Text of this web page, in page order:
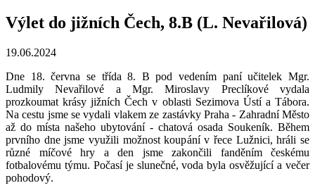
Výlet do jižních Čech, 8.B (L. Nevařilová)
19.06.2024
Dne 18. června se třída 8. B pod vedením paní učitelek Mgr.
Ludmily Nevařilové a Mgr. Miroslavy Preclíkové vydala
prozkoumat krásy jižních Čech v oblasti Sezimova Ústí a Tábora.
Na cestu jsme se vydali vlakem ze zastávky Praha - Zahradní Město
až do místa našeho ubytování - chatová osada Soukeník. Během
prvního dne jsme využili možnost koupání v řece Lužnici, hráli se
různé míčové hry a den jsme zakončili fanděním českému
fotbalovému týmu. Počasí je slunečné, voda byla osvěžující a večer
pohodový.